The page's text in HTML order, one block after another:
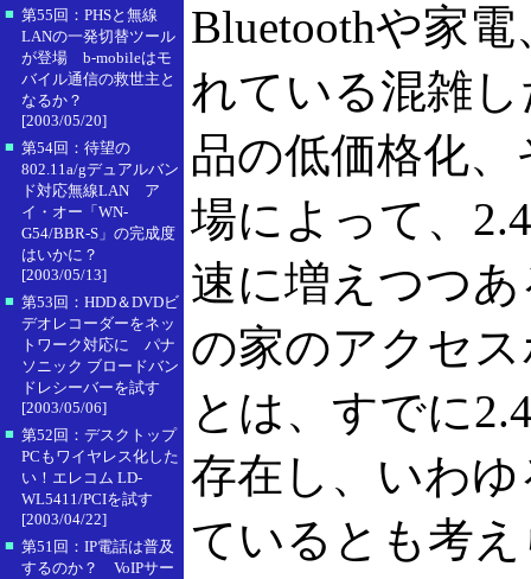
■ 第55回：PHSと無線
LANの一発切替ツール
が登場 b-mobileはモ
バイル通信の救世主と
なるか？
[2003/05/20]
■ 第54回：待望の
802.11a/gデュアルバン
ド対応無線LAN ア
イ・オー「WN-
G54/BBR-S」の完成度
はいかに？
[2003/05/13]
■ 第53回：HDD＆DVDビ
デオレコーダーをネッ
トワーク対応に パナ
ソニック ブロードバン
ドレシーバーを試す
[2003/05/06]
■ 第52回：デスクトップ
PCもワイヤレス化した
い！エレコム LD-
WL5411/PCIを試す
[2003/04/22]
■ 第51回：IP電話は普及
するのか？ VoIPサー
Bluetoothや家
れている混雑し
品の低価格化、
場によって、
速に増えつつ
の家のアクセ
とは、すでに
存在し、いわ
ているとも考